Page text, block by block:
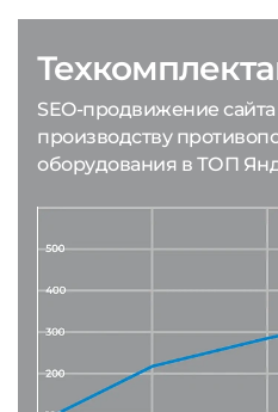
SEO-продвижение
производству
оборудования в ТОП